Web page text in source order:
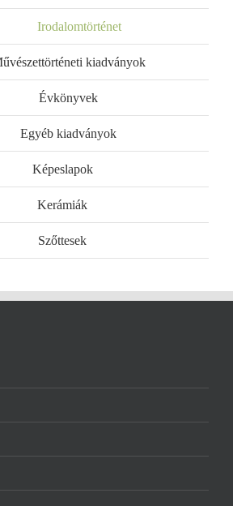
Irodalomtörténet
kiadványok
Évkönyvek
Egyéb kiadványok
Képeslapok
Kerámiák
Szőttesek